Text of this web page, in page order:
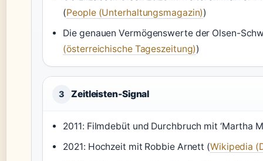
(People (Unterhaltungsmagazin))
Die genauen Vermögenswerte der Olsen-
(österreichische Tageszeitung))
3 Zeitleisten-Signal
2011: Filmdebüt und Durchbruch mit ‘Martha
2021: Hochzeit mit Robbie Arnett (Wikipedia